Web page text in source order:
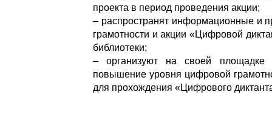
проекта в период проведения акции;
– распространят информационные и
грамотности и акции «Цифровой
библиотеки;
– организуют на своей площадке
повышение уровня цифровой
для прохождения «Цифрового